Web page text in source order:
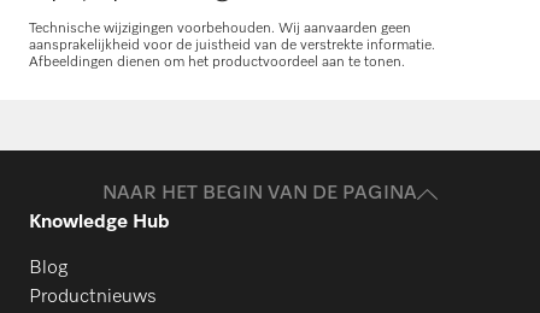
Technische wijzigingen voorbehouden. Wij aanvaarden geen
aansprakelijkheid voor de juistheid van de verstrekte informatie.
Afbeeldingen dienen om het productvoordeel aan te tonen.
NAAR HET BEGIN VAN DE PAGINA
Knowledge Hub
Blog
Productnieuws